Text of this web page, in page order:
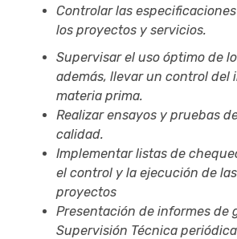
Controlar las
los proyectos y servicios.
Supervisar el uso óptimo de
además, llevar un control del
materia prima.
Realizar ensayos y pruebas
calidad.
Implementar listas de
el control y la ejecución de
proyectos
Presentación de informes de
Supervisión Técnica